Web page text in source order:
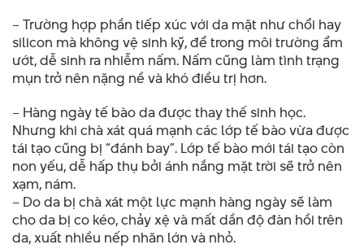
– Trường hợp phần tiếp xúc với da mặt như chổi hay
silicon mà không vệ sinh kỹ, để trong môi trường ẩm
ướt, dễ sinh ra nhiễm nấm. Nấm cũng làm tình trạng
mụn trở nên nặng nề và khó điều trị hơn.
– Hàng ngày tế bào da được thay thế sinh học.
Nhưng khi chà xát quá mạnh các lớp tế bào vừa được
tái tạo cũng bị “đánh bay”. Lớp tế bào mới tái tạo còn
non yếu, dễ hấp thụ bởi ánh nắng mặt trời sẽ trở nên
xạm, nám.
– Do da bị chà xát một lực mạnh hàng ngày sẽ làm
cho da bị co kéo, chảy xệ và mất dần độ đàn hồi trên
da, xuất nhiều nếp nhăn lớn và nhỏ.